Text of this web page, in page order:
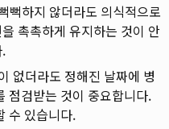
뻑하지 않더라도 의식적으로
촉촉하게 유지하는 것이 안
없더라도 정해진 날짜에 병
점검받는 것이 중요합니다.
수 있습니다.